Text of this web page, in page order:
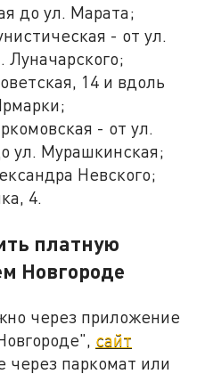
до ул. Марата;
- от ул.
Луначарского;
14 и вдоль
- от ул.
ул. Мурашкинская;
Невского;
4.
платную
Новгороде
через приложение
сайт
через паркомат или